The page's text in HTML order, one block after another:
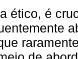
ético, é